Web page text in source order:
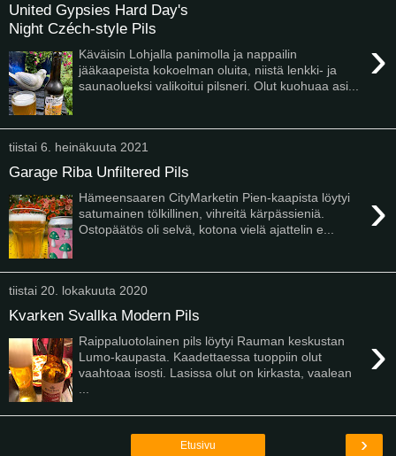
United Gypsies Hard Day's
Night Czéch-style Pils
›
Käväisin Lohjalla panimolla ja nappailin
jääkaapeista kokoelman oluita, niistä lenkki- ja
saunaolueksi valikoitui pilsneri. Olut kuohuaa asi...
tiistai 6. heinäkuuta 2021
Garage Riba Unfiltered Pils
›
Hämeensaaren CityMarketin Pien-kaapista löytyi
satumainen tölkillinen, vihreitä kärpässieniä.
Ostopäätös oli selvä, kotona vielä ajattelin e...
tiistai 20. lokakuuta 2020
Kvarken Svallka Modern Pils
›
Raippaluotolainen pils löytyi Rauman keskustan
Lumo-kaupasta. Kaadettaessa tuoppiin olut
vaahtoaa isosti. Lasissa olut on kirkasta, vaalean
›
Etusivu